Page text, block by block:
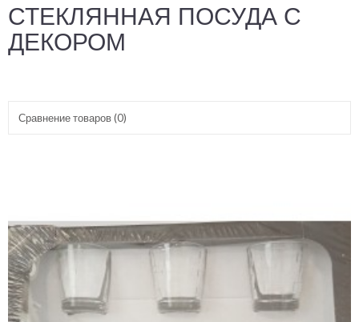
СТЕКЛЯННАЯ ПОСУДА С
ДЕКОРОМ
Сравнение товаров (0)